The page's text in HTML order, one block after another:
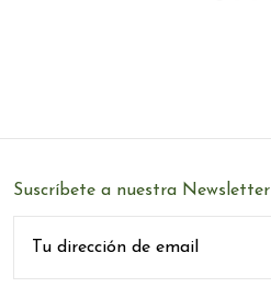
Suscríbete a nuestra Newsletter